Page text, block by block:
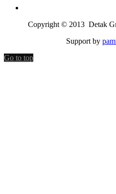
Copyright © 2013 Detak
Support by
Go to top